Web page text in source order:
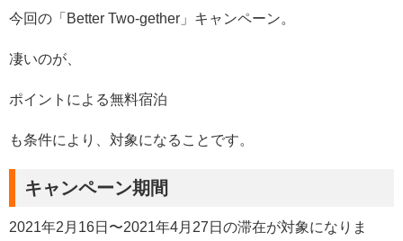
今回の「Better Two-gether」キャンペーン。
凄いのが、
ポイントによる無料宿泊
も条件により、対象になることです。
キャンペーン期間
2021年2月16日〜2021年4月27日の滞在が対象になりま